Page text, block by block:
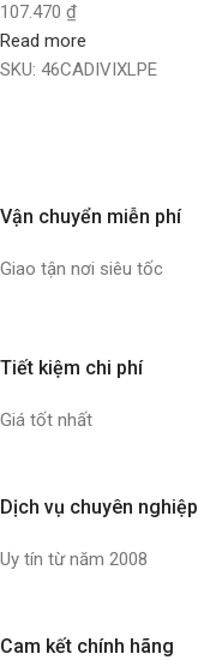
107.470 ₫
Read more
SKU: 46CADIVIXLPE
Vận chuyển miễn phí
Giao tận nơi siêu tốc
Tiết kiệm chi phí
Giá tốt nhất
Dịch vụ chuyên nghiệp
Uy tín từ năm 2008
Cam kết chính hãng